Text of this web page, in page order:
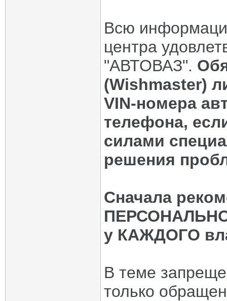
Всю
центра
"АВТОВАЗ".
(Wishmaster)
VIN-номера
телефона,
силами
решения
Сначала
у КАЖДОГО
В теме
только